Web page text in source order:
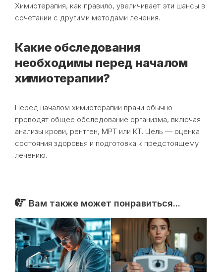
Химиотерапия, как правило, увеличивает эти шансы в
сочетании с другими методами лечения.
Какие обследования
необходимы перед началом
химиотерапии?
Перед началом химиотерапии врачи обычно
проводят общее обследование организма, включая
анализы крови, рентген, МРТ или КТ. Цель — оценка
состояния здоровья и подготовка к предстоящему
лечению.
Вам также может понравиться...